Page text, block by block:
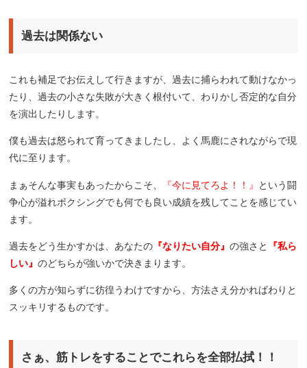
過去は関係ない
これも補足でお伝えして行きますが、過去に捕らわれて動けなかっ
たり、過去の小さな失敗が大きく根付いて、わりかし否定的な自分
を演出したりします。
僕も過去は怒られて育ってきましたし、よく馬鹿にされながらで現
代に至ります。
まぁそんな事実もあったからこそ、 『今に見てろよ！！』 という闘
争心が溢れボクシングでも何でも良い成績を残してことを感じてい
ます。
過去をどう生かすかは、あなたの 『なりたい自分』の強さと
『私ら
しい』のどちらが強いかで決きまります。
多くの方が知らずに彷徨うわけですから、方法さえ分かればわりと
スッキリするものです。
さぁ、筋トレをすることでこれらを全部払拭！！